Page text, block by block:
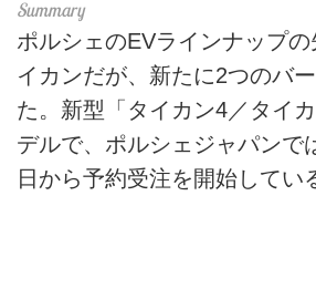
EV
電動バイク
電動キックボード
ライフスタイル
ポルシェのEVラインナップ
イカンだが、新たに2つのバ
た。新型「タイカン4／タイ
デルで、ポルシェジャパンで
日から予約受注を開始してい